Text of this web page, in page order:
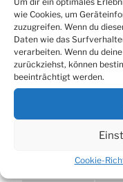
wie Cookies, um
zuzugreifen. Wenn du
Daten wie das
verarbeiten. Wenn du
zurückziehst, können
beeinträchtigt werden.
Cookie-